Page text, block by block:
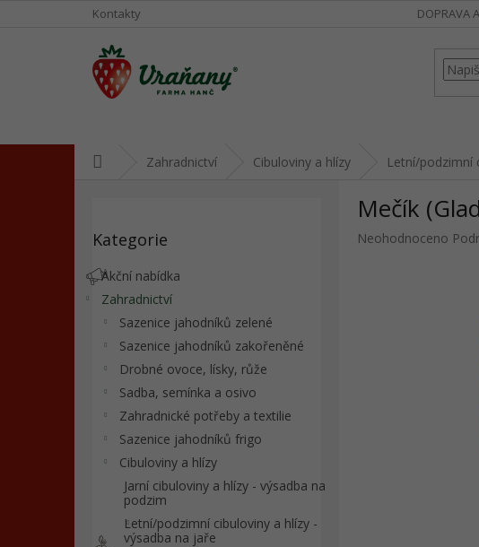
Kontakty DOPRAVA
Zahradnictví Cibuloviny a hlízy Letní/podzimní
kategorie
Kategorie
Akční nabídka
Zahradnictví
Sazenice jahodníků zelené
Sazenice jahodníků zakořeněné
Drobné ovoce, lísky, růže
Sadba, semínka a osivo
Zahradnické potřeby a textilie
Sazenice jahodníků frigo
Cibuloviny a hlízy
Jarní cibuloviny a hlízy - výsadba na
podzim
Letní/podzimní cibuloviny a hlízy -
výsadba na jaře
Mečík
Průměrné
Neohodnoceno